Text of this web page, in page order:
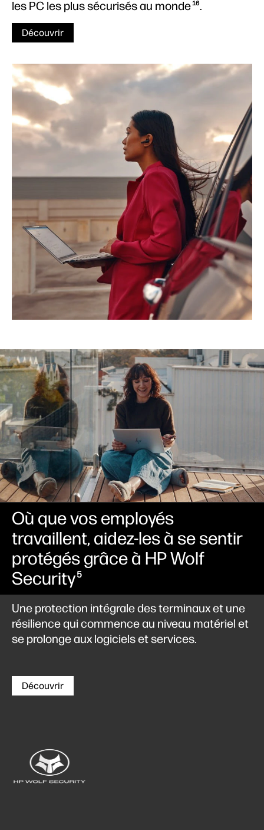
les PC les plus sécurisés au monde16.
Découvrir
Où que vos employés
travaillent, aidez-les à se sentir
protégés grâce à HP Wolf
Security5
Une protection intégrale des terminaux et une
résilience qui commence au niveau matériel et
se prolonge aux logiciels et services.
Découvrir